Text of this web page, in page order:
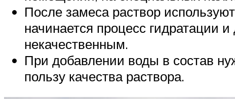
После замеса раствор
начинается процесс гидратации
некачественным.
При добавлении воды в состав
пользу качества раствора.